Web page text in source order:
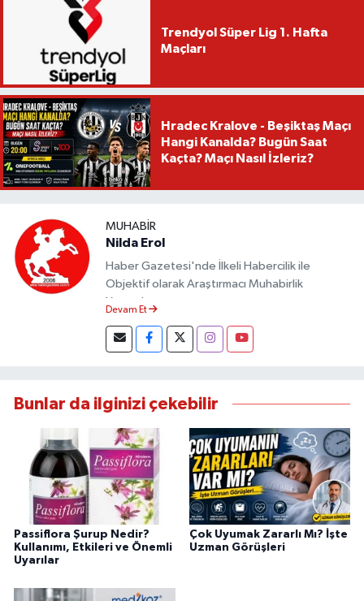
Trendyol Süper Lig 1. Hafta
Maçları
Hradec Kralove - Beşiktaş Maçı
Hangi Kanalda? Bugün Saat
Kaçta? Maçı Nasıl İzleriz?
MUHABIR
Nilda Erol
Haber Gazetesi'nde İlkeli Habercilik ile
Objektif olarak Araştırmacı Muhabirlik
Yapmaktayım.
Devam Et
Bunlar da ilginizi çekebilir
Passiflora Şurup Nedir?
Kullanımı, Etkileri ve Önemli
Uyarılar
Çok Uyumak Zararlı Mı? İşte
Uzman Görüşleri